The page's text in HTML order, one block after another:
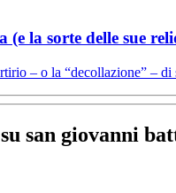
la sorte delle sue
– o la “decollazione” –
san giovanni